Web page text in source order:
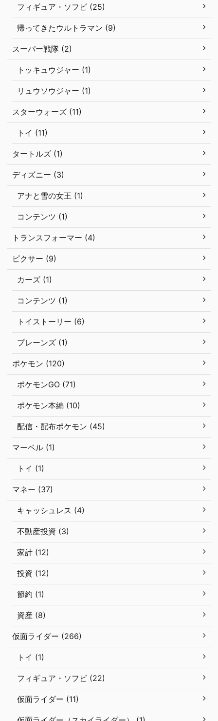
フィギュア・ソフビ (25)
帰ってきたウルトラマン (9)
スーパー戦隊 (2)
トッキュウジャー (1)
リュウソウジャー (1)
スターウォーズ (11)
トイ (11)
タートルズ (1)
ディズニー (3)
アナと雪の女王 (1)
コンテンツ (1)
トランスフォーマー (4)
ピクサー (9)
カーズ (1)
コンテンツ (1)
トイストーリー (6)
プレーンズ (1)
ポケモン (120)
ポケモンGO (71)
ポケモン本編 (10)
配信・配布ポケモン (45)
マーベル (1)
トイ (1)
マネー (37)
キャッシュレス (4)
不動産投資 (3)
家計 (12)
投資 (12)
節約 (1)
資産 (8)
仮面ライダー (266)
トイ (1)
フィギュア・ソフビ (22)
仮面ライダー (11)